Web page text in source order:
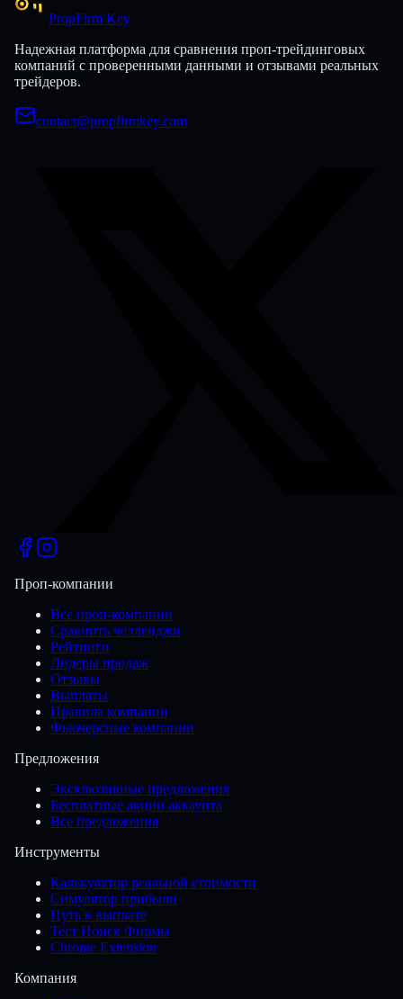
PropFirm Key
Надежная платформа для сравнения проп-трейдинговых
компаний с проверенными данными и отзывами реальных
трейдеров.
contact@propfirmkey.com
Проп-компании
Все проп-компании
Сравнить челленджи
Рейтинги
Лидеры продаж
Отзывы
Выплаты
Правила компании
Фьючерсные компании
Предложения
Эксклюзивные предложения
Бесплатные акции аккаунта
Все предложения
Инструменты
Калькулятор реальной стоимости
Симулятор прибыли
Путь к выплате
Тест Поиск Фирмы
Chrome Extension
Компания